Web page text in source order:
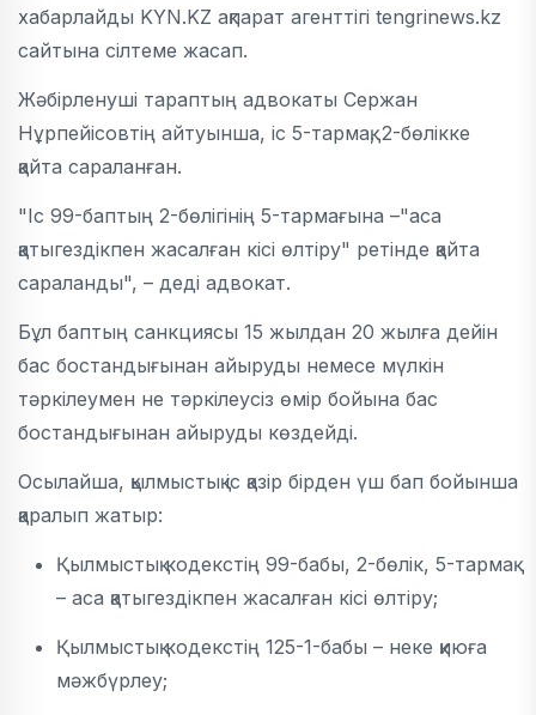
хабарлайды KYN.KZ ақпарат агенттігі tengrinews.kz
сайтына сілтеме жасап.
Жәбірленуші тараптың адвокаты Сержан
Нұрпейісовтің айтуынша, іс 5-тармақ, 2-бөлікке
қайта сараланған.
"Іс 99-баптың 2-бөлігінің 5-тармағына –"аса
қатыгездікпен жасалған кісі өлтіру" ретінде қайта
сараланды", – деді адвокат.
Бұл баптың санкциясы 15 жылдан 20 жылға дейін
бас бостандығынан айыруды немесе мүлкін
тәркілеумен не тәркілеусіз өмір бойына бас
бостандығынан айыруды көздейді.
Осылайша, қылмыстық іс қазір бірден үш бап бойынша
қаралып жатыр:
Қылмыстық кодекстің 99-бабы, 2-бөлік, 5-тармақ
– аса қатыгездікпен жасалған кісі өлтіру;
Қылмыстық кодекстің 125-1-бабы – неке қиюға
мәжбүрлеу;